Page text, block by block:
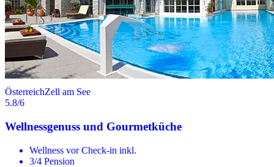
ÖsterreichZell am See
5.8/6
Wellnessgenuss und Gourmetküche
Wellness vor Check-in inkl.
3/4 Pension